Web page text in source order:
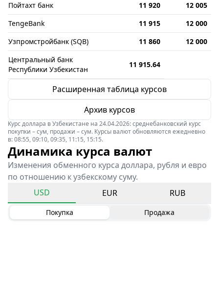
Пойтахт банк
11 920
12 005
TengeBank
11 915
12 000
Узпромстройбанк (SQB)
11 860
12 000
Центральный банк
Республики Узбекистан
11 915.64
Расширенная таблица курсов
Архив курсов
Курс доллара в Узбекистане на 24.04.2026: среднебанковский курс
покупки – сум, продажи – сум. Курсы валют обновляются ежедневно
в: 08:55, 09:10, 09:35, 11:15, 15:15.
Динамика курса валют
Изменения обменного курса доллара, рубля и евро
по отношению к узбекскому суму.
USD
EUR RUB
Покупка Продажа